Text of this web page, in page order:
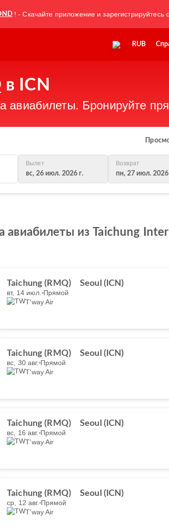
! - Скачайте приложение и зарегистрируйтесь
RUB
ICN
Бронируйте
Вылет
вс, 26 июл. 2026 г.
Возврат
пн, 27 июл. 2026
из Taichung
Taichung (RMQ) Seoul (ICN)
вт, 14 июл. Прямой
T'way Air
Taichung (RMQ) Seoul (ICN)
вс, 30 авг. Прямой
T'way Air
Taichung (RMQ) Seoul (ICN)
вс, 16 авг. Прямой
T'way Air
Taichung (RMQ) Seoul (ICN)
ср, 12 авг. Прямой
T'way Air